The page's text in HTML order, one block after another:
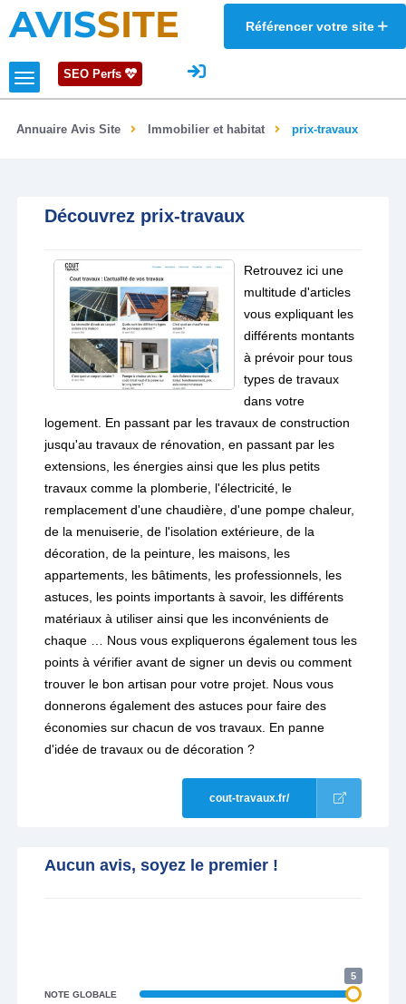
AVISSITE Référencer votre site
SEO Perfs
Annuaire Avis Site Immobilier et habitat prix-travaux
Découvrez prix-travaux
Retrouvez ici une
multitude d'articles
vous expliquant les
différents montants
à prévoir pour tous
types de travaux
dans votre
logement. En passant par les travaux de construction
jusqu'au travaux de rénovation, en passant par les
extensions, les énergies ainsi que les plus petits
travaux comme la plomberie, l'électricité, le
remplacement d'une chaudière, d'une pompe chaleur,
de la menuiserie, de l'isolation extérieure, de la
décoration, de la peinture, les maisons, les
appartements, les bâtiments, les professionnels, les
astuces, les points importants à savoir, les différents
matériaux à utiliser ainsi que les inconvénients de
chaque … Nous vous expliquerons également tous les
points à vérifier avant de signer un devis ou comment
trouver le bon artisan pour votre projet. Nous vous
donnerons également des astuces pour faire des
économies sur chacun de vos travaux. En panne
d'idée de travaux ou de décoration ?
cout-travaux.fr/
Aucun avis, soyez le premier !
NOTE GLOBALE
5